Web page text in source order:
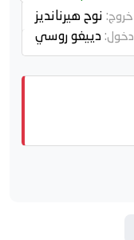
خروج: نوح هيرنانديز
دخول:دييغو روسي